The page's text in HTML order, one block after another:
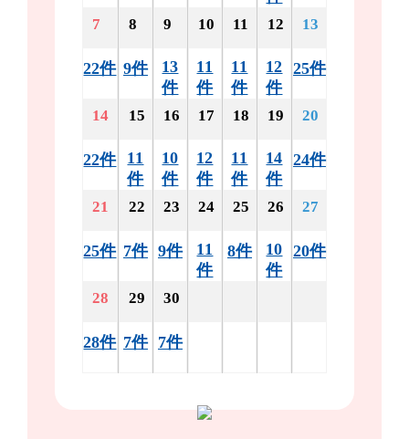
7
22件
8
9件
9
13
件
10
11
件
11
11
件
12
12
件
13
25件
14
22件
15
11
件
16
10
件
17
12
件
18
11
件
19
14
件
20
24件
21
25件
22
7件
23
9件
24
11
件
25
8件
26
10
件
27
20件
28
28件
29
7件
30
7件